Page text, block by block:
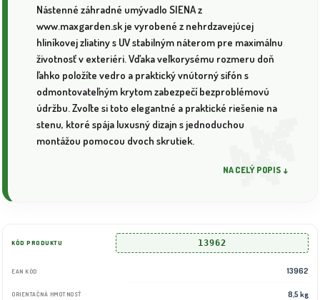
Nástenné záhradné umývadlo SIENA z
www.maxgarden.sk je vyrobené z nehrdzavejúcej
hliníkovej zliatiny s UV stabilným náterom pre maximálnu
životnosť v exteriéri. Vďaka veľkorysému rozmeru doň
ľahko položíte vedro a praktický vnútorný sifón s
odmontovateľným krytom zabezpečí bezproblémovú
údržbu. Zvoľte si toto elegantné a praktické riešenie na
stenu, ktoré spája luxusný dizajn s jednoduchou
montážou pomocou dvoch skrutiek.
NA CELÝ POPIS ↓
KÓD PRODUKTU 13962
EAN KÓD 13962
ORIENTAČNÁ HMOTNOSŤ 8,5 kg